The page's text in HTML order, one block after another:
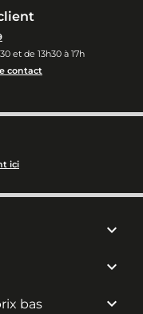
et de 13h30 à 17h
contact
ici


bas 